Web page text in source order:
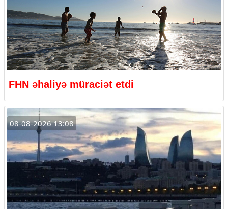
FHN əhaliyə müraciət etdi
08-08-2026 13:08